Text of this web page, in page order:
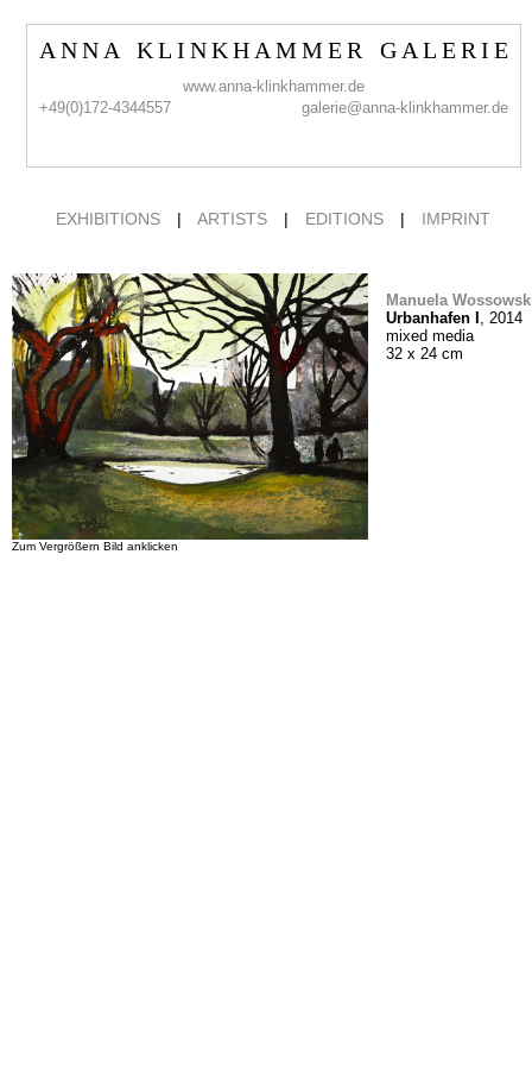
A N N A K L I N K H A M M E R G A L E R I E
www.anna-klinkhammer.de
+49(0)172-4344557
galerie@anna-klinkhammer.de
EXHIBITIONS | ARTISTS | EDITIONS | IMPRINT
Zum Vergrößern Bild anklicken
Manuela
Urbanhafen I , 2014
mixed media
32 x 24 cm